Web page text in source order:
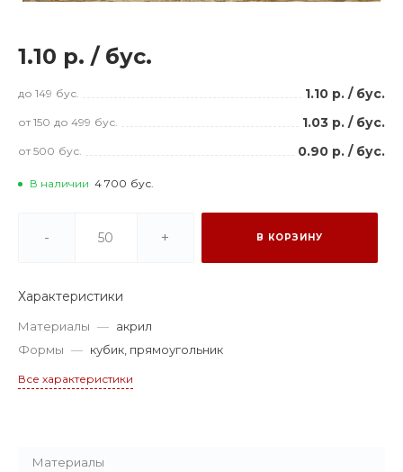
1.10 р. / бус.
до 149 бус. 1.10 р. / бус.
от 150 до 499 бус. 1.03 р. / бус.
от 500 бус. 0.90 р. / бус.
В наличии 4 700 бус.
- + В КОРЗИНУ
Характеристики
Материалы — акрил
Формы — кубик, прямоугольник
Все характеристики
Материалы